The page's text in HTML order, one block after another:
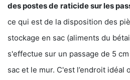
des postes de raticide sur les
ce qui est de la disposition des
stockage en sac (aliments du
s'effectue sur un passage de 5
sac et le mur. C'est l’endroit idéal